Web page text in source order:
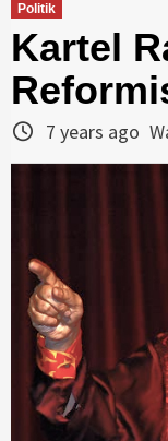
Politik
Kartel
7 years ago